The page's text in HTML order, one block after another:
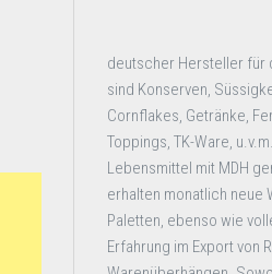
deutscher Hersteller für
sind Konserven,
Cornflakes, Getränke,
Toppings, TK-Ware,
Lebensmittel mit MDH
erhalten monatlich neue
Paletten, ebenso wie
Erfahrung im Export von